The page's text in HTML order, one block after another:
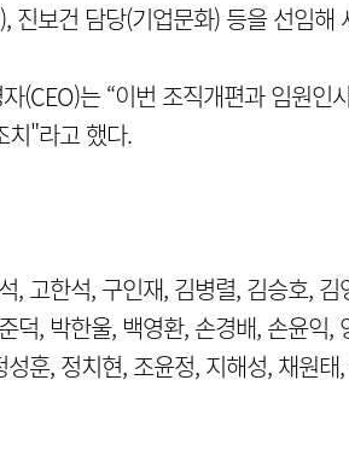
진보건 담당(기업문화) 등을 선임해
(CEO)는 “이번 조직개편과 임원인
치"라고 했다.
, 고한석, 구인재, 김병렬, 김승호,
덕, 박한울, 백영환, 손경배, 손윤익,
훈, 정치현, 조윤정, 지해성, 채원